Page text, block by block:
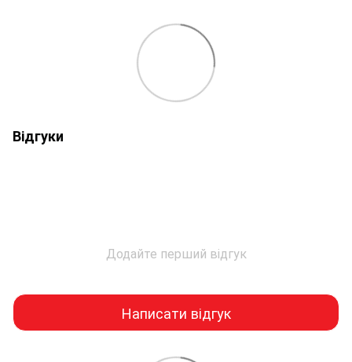
Відгуки
Додайте перший відгук
Написати відгук